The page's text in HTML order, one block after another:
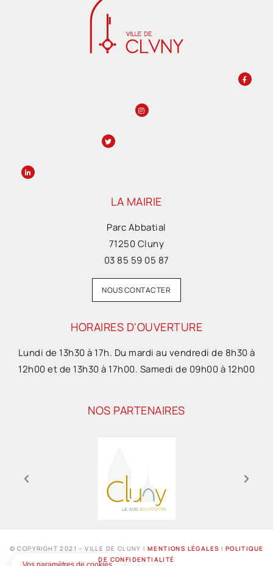
LA MAIRIE
Parc Abbatial
71250 Cluny
03 85 59 05 87
NOUS CONTACTER
HORAIRES D'OUVERTURE
Lundi de 13h30 à 17h. Du mardi au vendredi de 8h30 à
12h00 et de 13h30 à 17h00. Samedi de 09h00 à 12h00
NOS PARTENAIRES
© COPYRIGHT 2021 – VILLE DE CLUNY IMENTIONS LÉGALES I POLITIQUE
DE CONFIDENTIALITÉ